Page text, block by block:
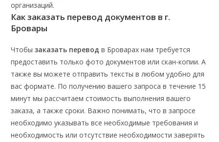
организаций.
Как заказать перевод документов в г.
Бровары
Чтобызаказать перевод в Броварах нам требуется
предоставить только фото документов или скан-копии. А
также вы можете отправить тексты в любом удобно для
вас формате. По получению вашего запроса в течение 15
минут мы рассчитаем стоимость выполнения вашего
заказа, а также сроки. Важно понимать, что в запросе
необходимо указывать все необходимые требования и
необходимость или отсутствие необходимости заверять